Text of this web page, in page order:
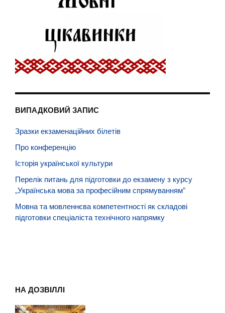
ВИПАДКОВИЙ ЗАПИС
Зразки екзаменаційних білетів
Про конференцію
Історія української культури
Перелік питань для підготовки до екзамену з курсу
„Українська мова за професійним спрямуванням”
Мовна та мовленнєва компетентності як складові
підготовки спеціаліста технічного напрямку
НА ДОЗВІЛЛІ